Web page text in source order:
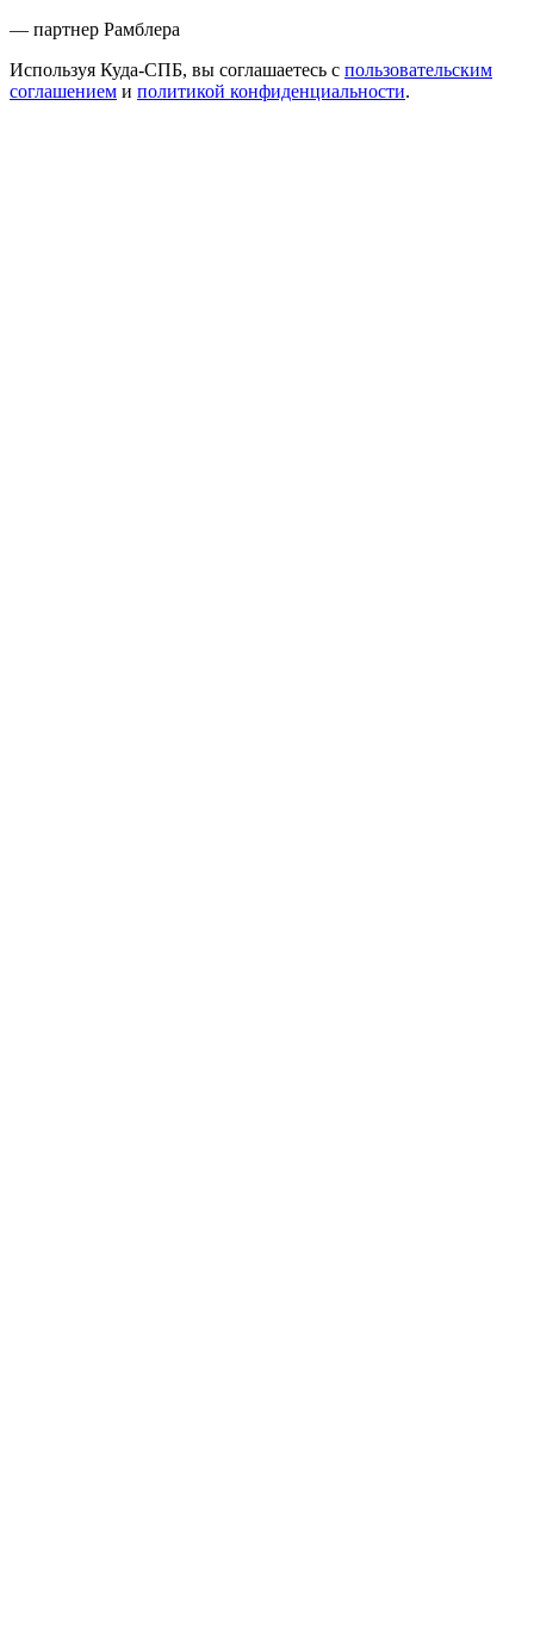
— партнер Рамблера
Используя Куда-СПБ, вы соглашаетесь с пользовательским
соглашением и политикой конфиденциальности.